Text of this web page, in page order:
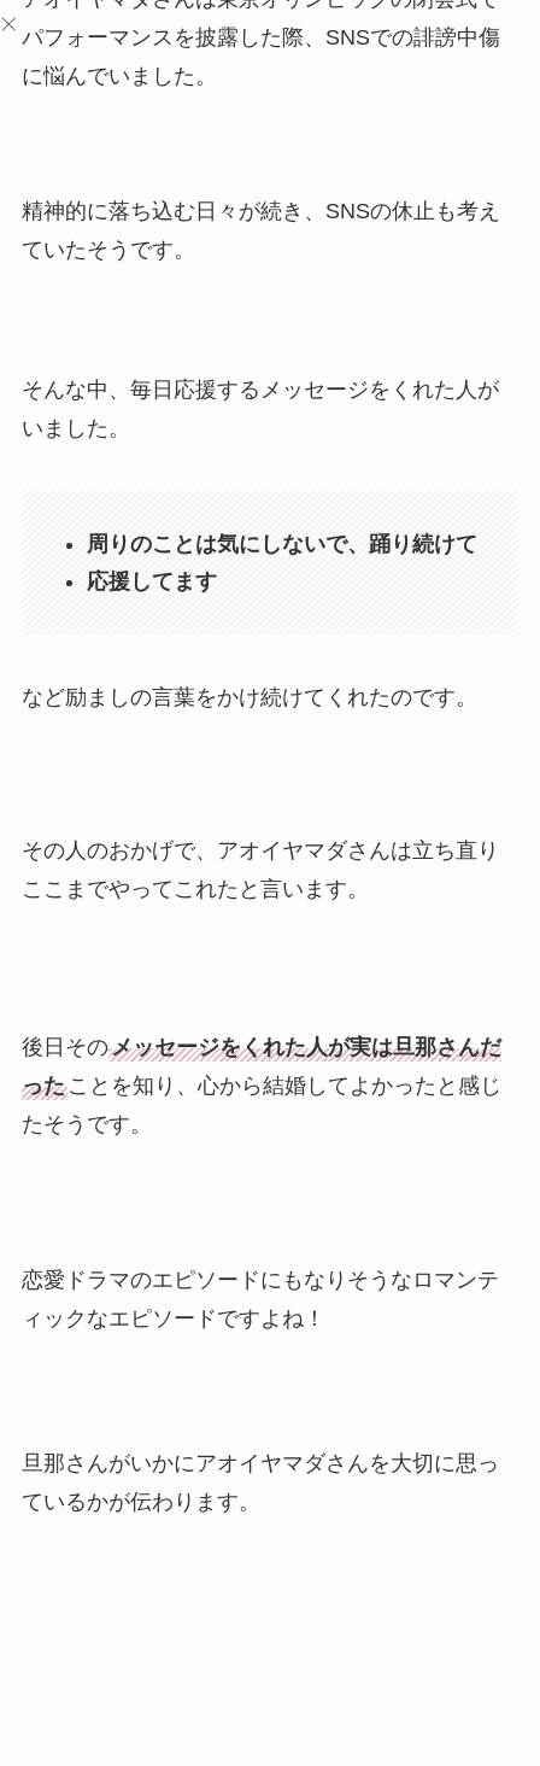
パフォーマンスを披露した際、SNSでの誹謗中傷
に悩んでいました。
精神的に落ち込む日々が続き、SNSの休止も考え
ていたそうです。
そんな中、毎日応援するメッセージをくれた人が
いました。
周りのことは気にしないで、踊り続けて
応援してます
など励ましの言葉をかけ続けてくれたのです。
その人のおかげで、アオイヤマダさんは立ち直り
ここまでやってこれたと言います。
後日そのメッセージをくれた人が実は旦那さんだ
ったことを知り、心から結婚してよかったと感じ
たそうです。
恋愛ドラマのエピソードにもなりそうなロマンテ
ィックなエピソードですよね！
旦那さんがいかにアオイヤマダさんを大切に思っ
ているかが伝わります。